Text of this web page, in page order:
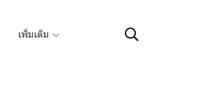
เพิ่มเติม